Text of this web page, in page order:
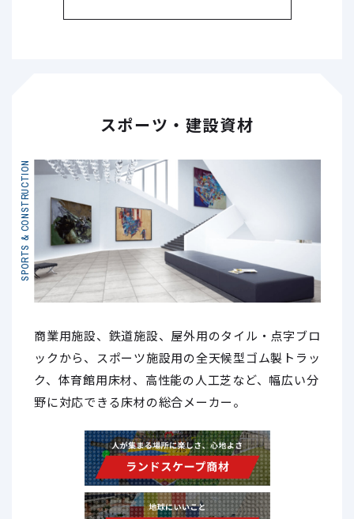
スポーツ・建設資材
SPORTS & CONSTRUCTION
商業用施設、鉄道施設、屋外用のタイル・点字ブロ
ックから、スポーツ施設用の全天候型ゴム製トラッ
ク、体育館用床材、高性能の人工芝など、幅広い分
野に対応できる床材の総合メーカー。